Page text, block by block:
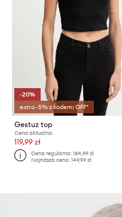
-20%
extra -5% z kodem: OFF*
Gestuz top
Cena aktualna:
119,99 zł
Cena regularna:184,99 zł
Najniższa cena:149,99 zł